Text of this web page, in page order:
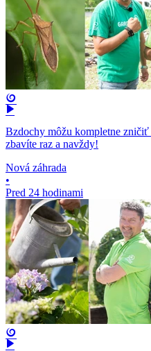
Bzdochy môžu kompletne
zbavíte raz a navždy!
Nová záhrada
•
Pred 24 hodinami